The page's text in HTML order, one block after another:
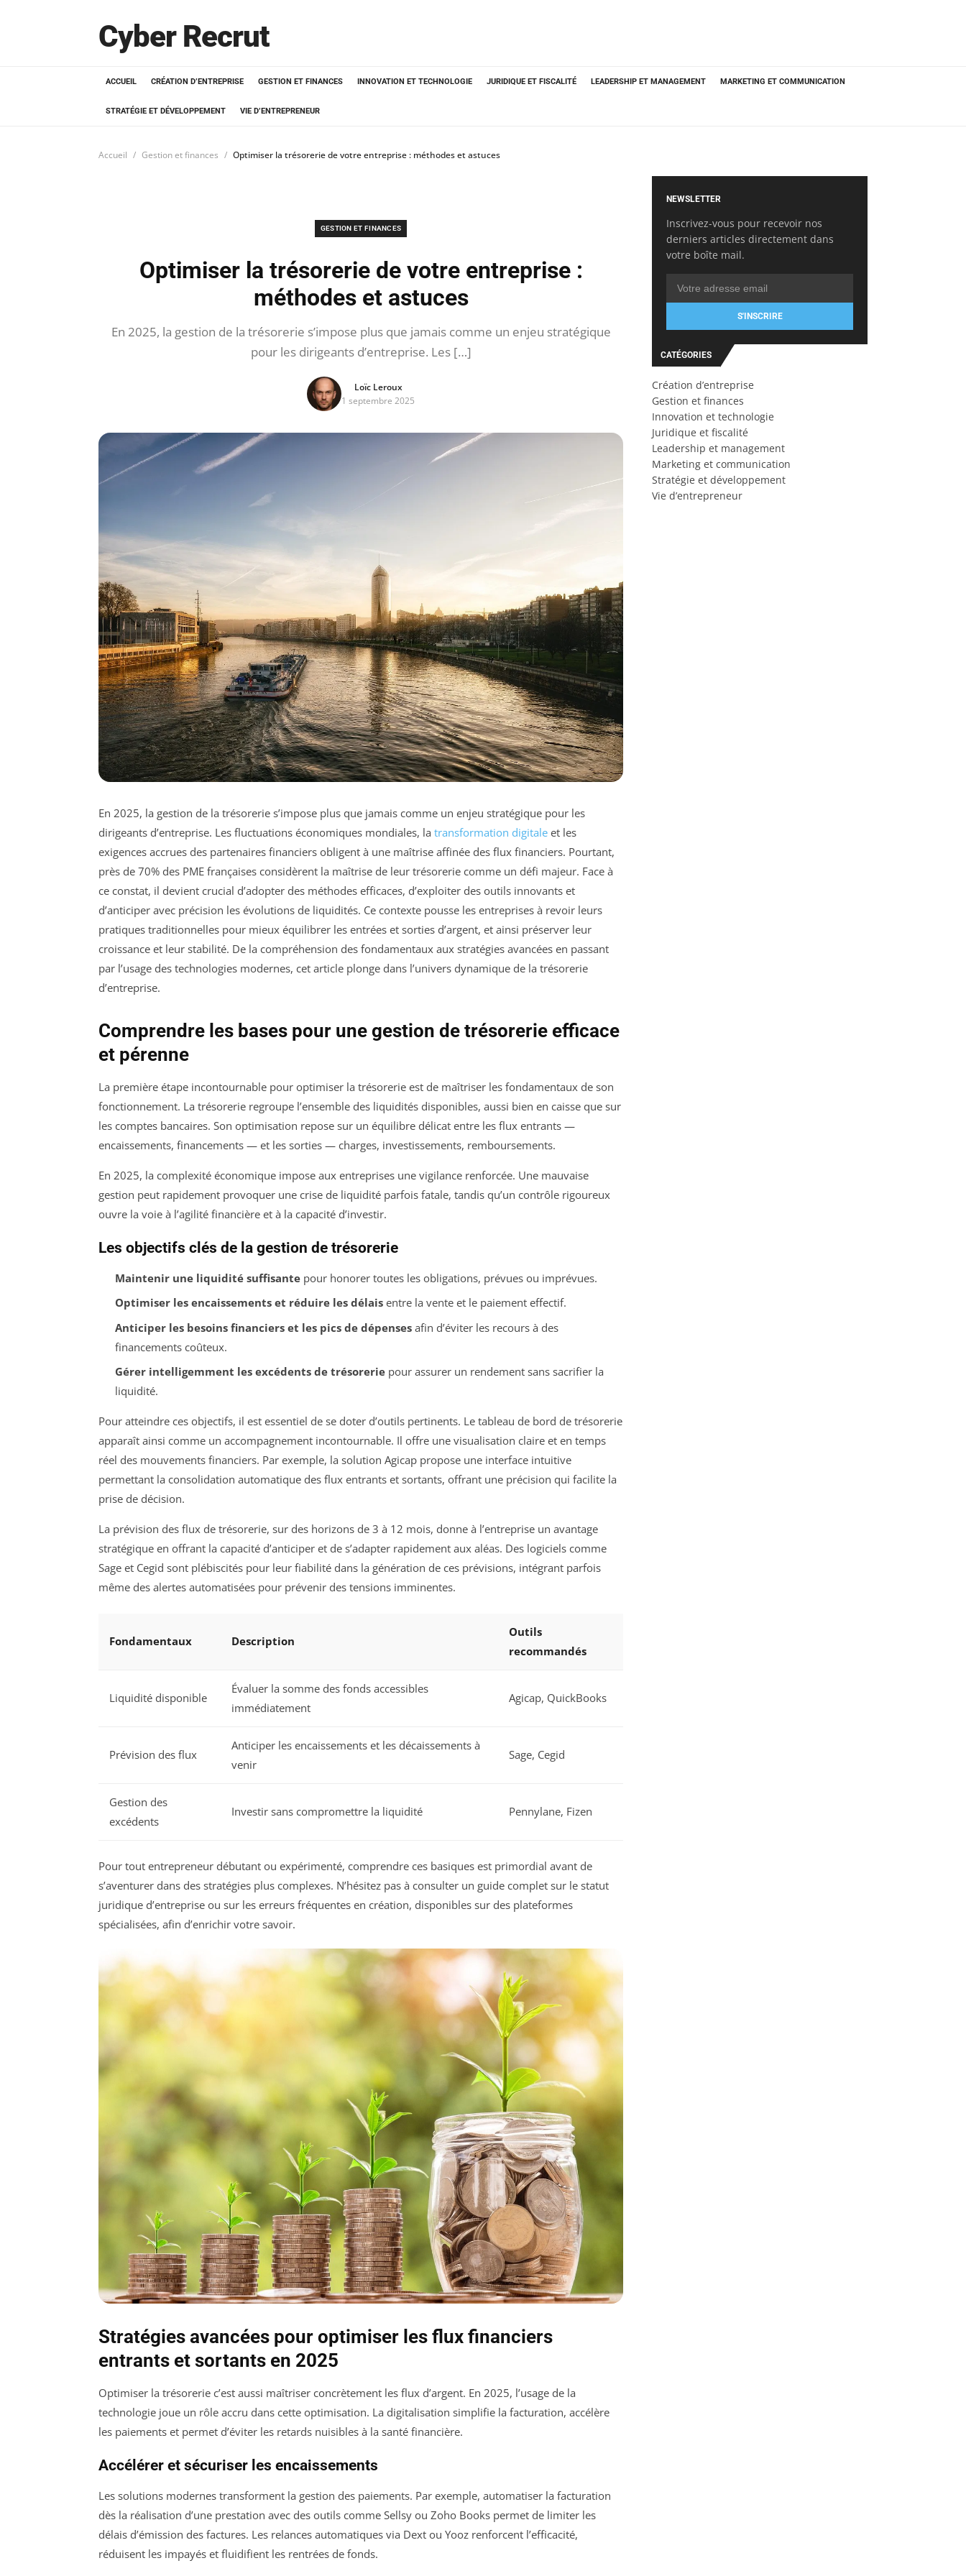
Cyber Recrut
ACCUEIL CRÉATION D’ENTREPRISE GESTION ET FINANCES INNOVATION ET TECHNOLOGIE JURIDIQUE ET FISCALITÉ LEADERSHIP ET MANAGEMENT MARKETING ET COMMUNICATION
STRATÉGIE ET DÉVELOPPEMENT VIE D’ENTREPRENEUR
Accueil Gestion et finances Optimiser la trésorerie de votre entreprise : méthodes et astuces
GESTION ET FINANCES
Optimiser la trésorerie de votre entreprise :
méthodes et astuces
En 2025, la gestion de la trésorerie s’impose plus que jamais comme un enjeu stratégique
pour les dirigeants d’entreprise. Les […]
Loïc Leroux
1 septembre 2025
En 2025, la gestion de la trésorerie s’impose plus que jamais comme un enjeu stratégique pour les
dirigeants d’entreprise. Les fluctuations économiques mondiales, la transformation digitale et les
exigences accrues des partenaires financiers obligent à une maîtrise affinée des flux financiers. Pourtant,
près de 70% des PME françaises considèrent la maîtrise de leur trésorerie comme un défi majeur. Face à
ce constat, il devient crucial d’adopter des méthodes efficaces, d’exploiter des outils innovants et
d’anticiper avec précision les évolutions de liquidités. Ce contexte pousse les entreprises à revoir leurs
pratiques traditionnelles pour mieux équilibrer les entrées et sorties d’argent, et ainsi préserver leur
croissance et leur stabilité. De la compréhension des fondamentaux aux stratégies avancées en passant
par l’usage des technologies modernes, cet article plonge dans l’univers dynamique de la trésorerie
d’entreprise.
Comprendre les bases pour une gestion de trésorerie efficace
et pérenne
La première étape incontournable pour optimiser la trésorerie est de maîtriser les fondamentaux de son
fonctionnement. La trésorerie regroupe l’ensemble des liquidités disponibles, aussi bien en caisse que sur
les comptes bancaires. Son optimisation repose sur un équilibre délicat entre les flux entrants —
encaissements, financements — et les sorties — charges, investissements, remboursements.
En 2025, la complexité économique impose aux entreprises une vigilance renforcée. Une mauvaise
gestion peut rapidement provoquer une crise de liquidité parfois fatale, tandis qu’un contrôle rigoureux
ouvre la voie à l’agilité financière et à la capacité d’investir.
Les objectifs clés de la gestion de trésorerie
Maintenir une liquidité suffisantepour honorer toutes les obligations, prévues ou imprévues.
Optimiser les encaissements et réduire les délaisentre la vente et le paiement effectif.
Anticiper les besoins financiers et les pics de dépensesafin d’éviter les recours à des
financements coûteux.
Gérer intelligemment les excédents de trésoreriepour assurer un rendement sans sacrifier la
liquidité.
Pour atteindre ces objectifs, il est essentiel de se doter d’outils pertinents. Le tableau de bord de trésorerie
apparaît ainsi comme un accompagnement incontournable. Il offre une visualisation claire et en temps
réel des mouvements financiers. Par exemple, la solution Agicap propose une interface intuitive
permettant la consolidation automatique des flux entrants et sortants, offrant une précision qui facilite la
prise de décision.
La prévision des flux de trésorerie, sur des horizons de 3 à 12 mois, donne à l’entreprise un avantage
stratégique en offrant la capacité d’anticiper et de s’adapter rapidement aux aléas. Des logiciels comme
Sage et Cegid sont plébiscités pour leur fiabilité dans la génération de ces prévisions, intégrant parfois
même des alertes automatisées pour prévenir des tensions imminentes.
Fondamentaux Description
Outils
recommandés
Liquidité disponible
Évaluer la somme des fonds accessibles
immédiatement
Agicap, QuickBooks
Prévision des flux
Anticiper les encaissements et les décaissements à
venir
Sage, Cegid
Gestion des
excédents
Investir sans compromettre la liquidité Pennylane, Fizen
Pour tout entrepreneur débutant ou expérimenté, comprendre ces basiques est primordial avant de
s’aventurer dans des stratégies plus complexes. N’hésitez pas à consulter un guide complet sur le statut
juridique d’entreprise ou sur les erreurs fréquentes en création, disponibles sur des plateformes
spécialisées, afin d’enrichir votre savoir.
Stratégies avancées pour optimiser les flux financiers
entrants et sortants en 2025
Optimiser la trésorerie c’est aussi maîtriser concrètement les flux d’argent. En 2025, l’usage de la
technologie joue un rôle accru dans cette optimisation. La digitalisation simplifie la facturation, accélère
les paiements et permet d’éviter les retards nuisibles à la santé financière.
Accélérer et sécuriser les encaissements
Les solutions modernes transforment la gestion des paiements. Par exemple, automatiser la facturation
dès la réalisation d’une prestation avec des outils comme Sellsy ou Zoho Books permet de limiter les
délais d’émission des factures. Les relances automatiques via Dext ou Yooz renforcent l’efficacité,
réduisent les impayés et fluidifient les rentrées de fonds.
NEWSLETTER
Inscrivez-vous pour recevoir nos
derniers articles directement dans
votre boîte mail.
S'INSCRIRE
CATÉGORIES
Création d’entreprise
Gestion et finances
Innovation et technologie
Juridique et fiscalité
Leadership et management
Marketing et communication
Stratégie et développement
Vie d’entrepreneur